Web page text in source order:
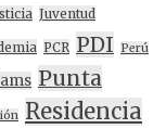
Juventud
PCR PDI Perú
Punta
Residencia